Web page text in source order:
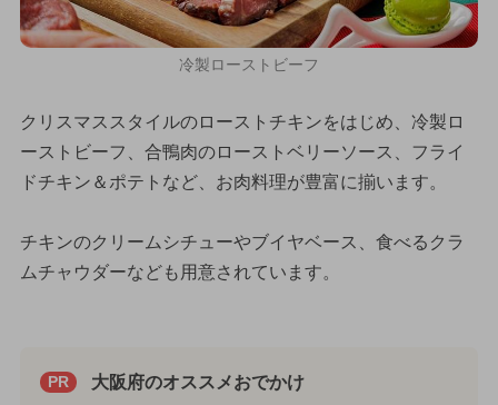
冷製ローストビーフ
クリスマススタイルのローストチキンをはじめ、冷製ロ
ーストビーフ、合鴨肉のローストベリーソース、フライ
ドチキン＆ポテトなど、お肉料理が豊富に揃います。
チキンのクリームシチューやブイヤベース、食べるクラ
ムチャウダーなども用意されています。
PR 大阪府のオススメおでかけ